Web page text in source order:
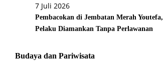
7 Juli 2026
Pembacokan di Jembatan Merah Youtefa,
Pelaku Diamankan Tanpa Perlawanan
Budaya dan Pariwisata